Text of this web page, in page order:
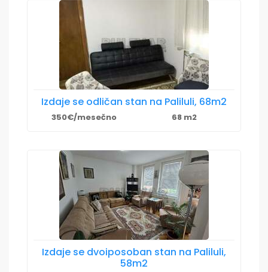
Izdaje se odličan stan na Paliluli, 68m2
350€/mesečno 68 m2
Izdaje se dvoiposoban stan na Paliluli,
58m2